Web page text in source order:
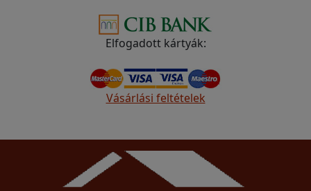
Elfogadott kártyák:
Vásárlási feltételek